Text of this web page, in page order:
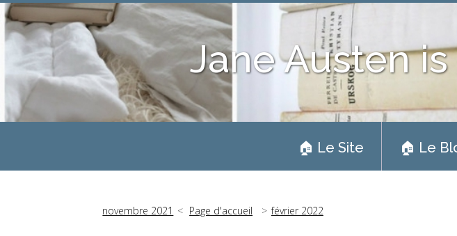
Jane Austen
🏠 Le Site 🏠 Le
novembre 2021 Page d'accueil février 2022